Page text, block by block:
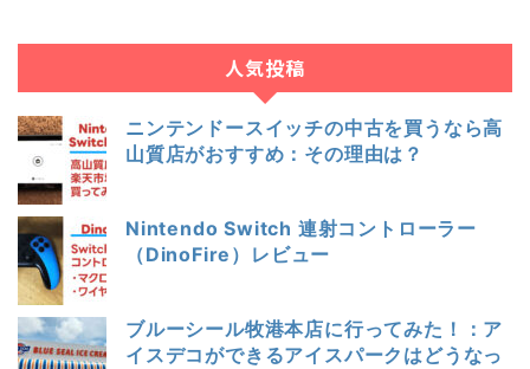
人気投稿
ニンテンドースイッチの中古を買うなら高
山質店がおすすめ：その理由は？
Nintendo Switch 連射コントローラー
（DinoFire）レビュー
ブルーシール牧港本店に行ってみた！：ア
イスデコができるアイスパークはどうなっ